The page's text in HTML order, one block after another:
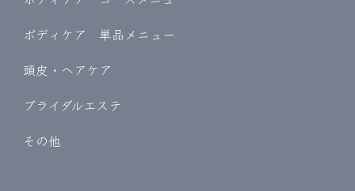
ボディケア 単品メニュー
頭皮・ヘアケア
ブライダルエステ
その他